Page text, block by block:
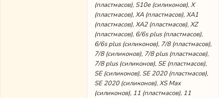
(пластмасов), S10e (силиконов), X
(пластмасов), XA (пластмасов), XA1
(пластмасов), XA2 (пластмасов), XZ
(пластмасов), 6/6s plus (пластмасов),
6/6s plus (силиконов), 7/8 (пластмасов),
7/8 (силиконов), 7/8 plus (пластмасов),
7/8 plus (силиконов), SE (пластмасов),
SE (силиконов), SE 2020 (пластмасов),
SE 2020 (силиконов), XS Max
(силиконов), 11 (пластмасов), 11